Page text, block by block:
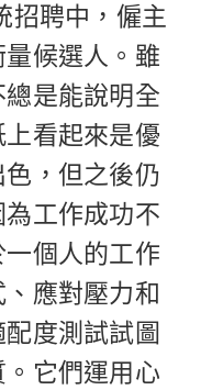
招聘中，僱主
候選人。雖
是能說明全
看起來是優
，但之後仍
工作成功不
個人的工作
應對壓力和
度測試試圖
它們運用心